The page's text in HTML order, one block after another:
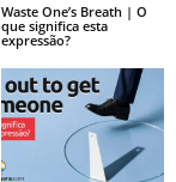
Waste One’s Breath | O
que significa esta
expressão?